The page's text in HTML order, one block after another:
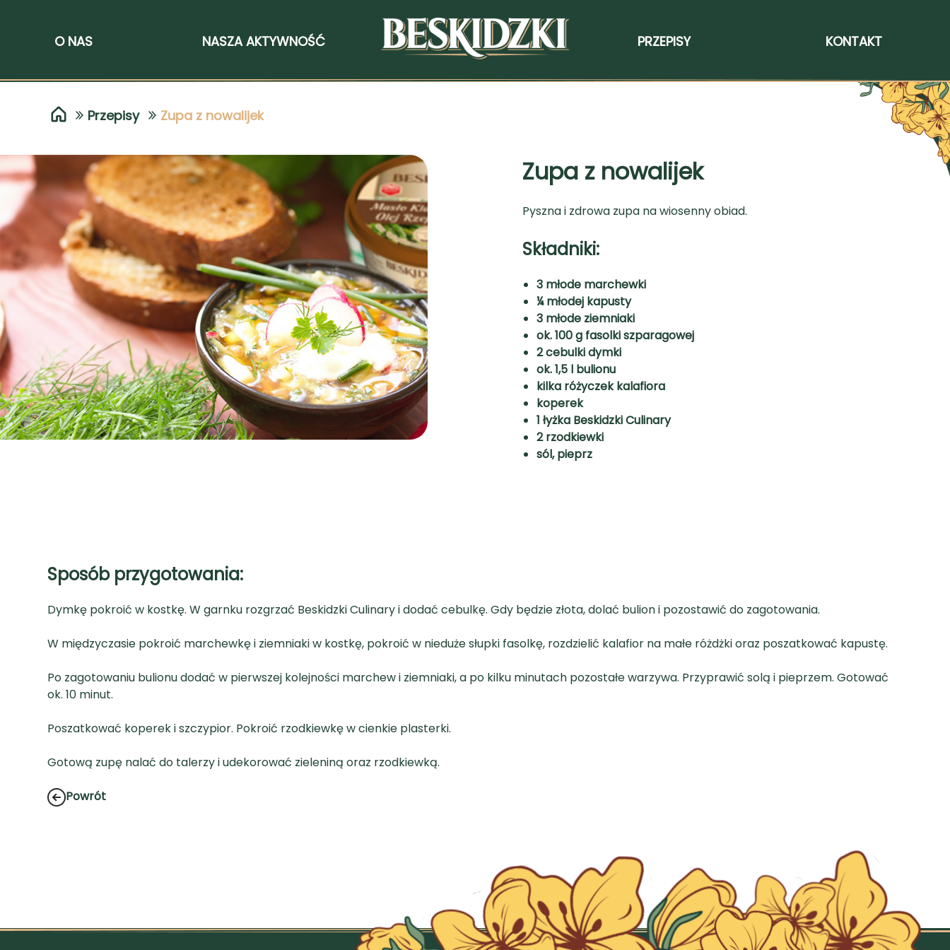
O NAS NASZA AKTYWNOŚĆ PRZEPISY KONTAKT
Przepisy Zupa z nowalijek
Zupa z nowalijek
Pyszna i zdrowa zupa na wiosenny obiad.
Składniki:
3 młode marchewki
¼ młodej kapusty
3 młode ziemniaki
ok. 100 g fasolki szparagowej
2 cebulki dymki
ok. 1,5 l bulionu
kilka różyczek kalafiora
koperek
1 łyżka Beskidzki Culinary
2 rzodkiewki
sól, pieprz
Sposób przygotowania:
Dymkę pokroić w kostkę. W garnku rozgrzać Beskidzki Culinary i dodać cebulkę. Gdy będzie złota, dolać bulion i pozostawić do zagotowania.
W międzyczasie pokroić marchewkę i ziemniaki w kostkę, pokroić w nieduże słupki fasolkę, rozdzielić kalafior na małe różdżki oraz poszatkować kapustę.
Po zagotowaniu bulionu dodać w pierwszej kolejności marchew i ziemniaki, a po kilku minutach pozostałe warzywa. Przyprawić solą i pieprzem. Gotować
ok. 10 minut.
Poszatkować koperek i szczypior. Pokroić rzodkiewkę w cienkie plasterki.
Gotową zupę nalać do talerzy i udekorować zieleniną oraz rzodkiewką.
Powrót